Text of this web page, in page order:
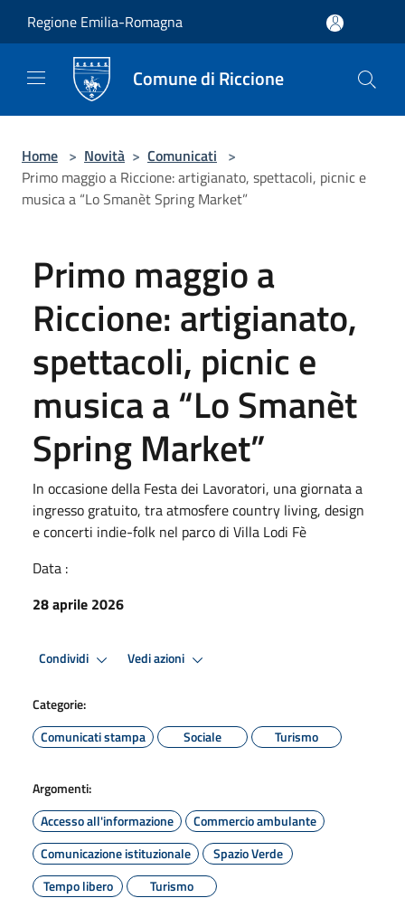
Regione Emilia-Romagna
Comune di Riccione
Home > Novità > Comunicati >
Primo maggio a Riccione: artigianato, spettacoli, picnic e
musica a “Lo Smanèt Spring Market”
Primo maggio a
Riccione: artigianato,
spettacoli, picnic e
musica a “Lo Smanèt
Spring Market”
In occasione della Festa dei Lavoratori, una giornata a
ingresso gratuito, tra atmosfere country living, design
e concerti indie-folk nel parco di Villa Lodi Fè
Data :
28 aprile 2026
Condividi Vedi azioni
Categorie:
Comunicati stampa
Sociale Turismo
Argomenti:
Accesso all'informazione
Commercio ambulante
Comunicazione istituzionale
Spazio Verde
Tempo libero
Turismo